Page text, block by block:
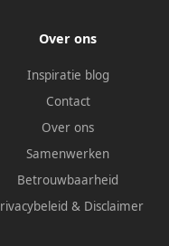
Over ons
Inspiratie blog
Contact
Over ons
Samenwerken
Betrouwbaarheid
& Disclaimer